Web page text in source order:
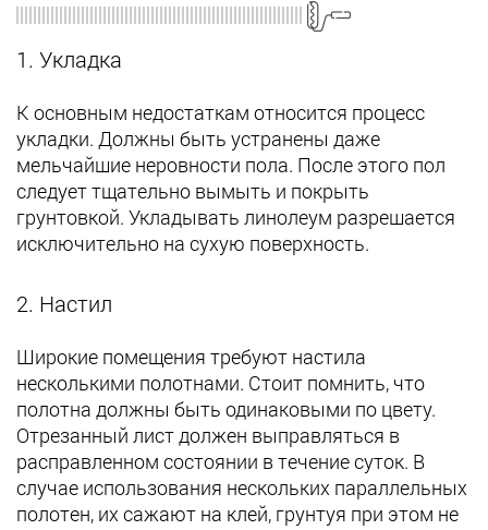
1. Укладка
К основным недостаткам относится процесс
укладки. Должны быть устранены даже
мельчайшие неровности пола. После этого пол
следует тщательно вымыть и покрыть
грунтовкой. Укладывать линолеум разрешается
исключительно на сухую поверхность.
2. Настил
Широкие помещения требуют настила
несколькими полотнами. Стоит помнить, что
полотна должны быть одинаковыми по цвету.
Отрезанный лист должен выправляться в
расправленном состоянии в течение суток. В
случае использования нескольких параллельных
полотен, их сажают на клей, грунтуя при этом не